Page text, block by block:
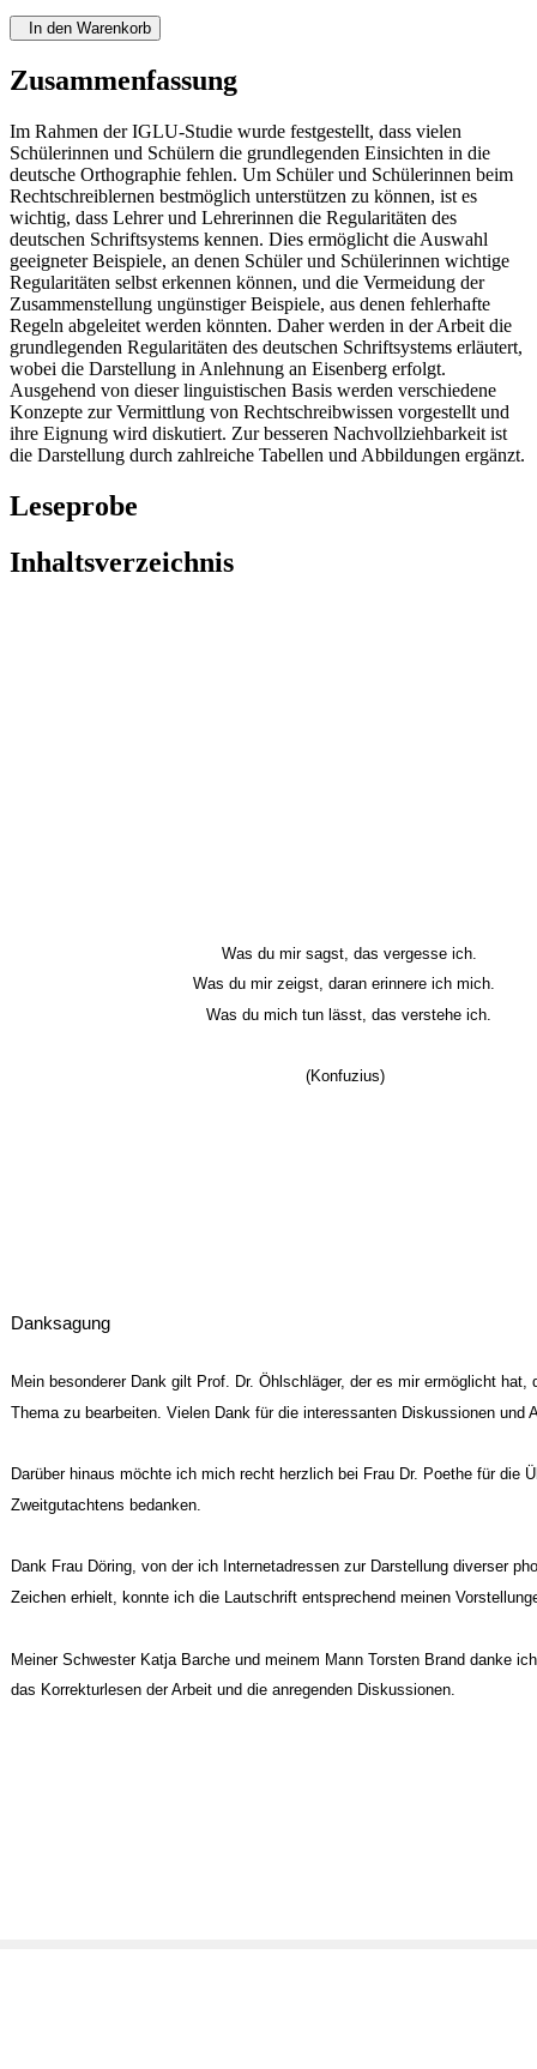
In den Warenkorb
Zusammenfassung
Im Rahmen der IGLU-Studie wurde festgestellt, dass vielen
Schülerinnen und Schülern die grundlegenden Einsichten in die
deutsche Orthographie fehlen. Um Schüler und Schülerinnen beim
Rechtschreiblernen bestmöglich unterstützen zu können, ist es
wichtig, dass Lehrer und Lehrerinnen die Regularitäten des
deutschen Schriftsystems kennen. Dies ermöglicht die Auswahl
geeigneter Beispiele, an denen Schüler und Schülerinnen wichtige
Regularitäten selbst erkennen können, und die Vermeidung der
Zusammenstellung ungünstiger Beispiele, aus denen fehlerhafte
Regeln abgeleitet werden könnten. Daher werden in der Arbeit die
grundlegenden Regularitäten des deutschen Schriftsystems erläutert,
wobei die Darstellung in Anlehnung an Eisenberg erfolgt.
Ausgehend von dieser linguistischen Basis werden verschiedene
Konzepte zur Vermittlung von Rechtschreibwissen vorgestellt und
ihre Eignung wird diskutiert. Zur besseren Nachvollziehbarkeit ist
die Darstellung durch zahlreiche Tabellen und Abbildungen ergänzt.
Leseprobe
Inhaltsverzeichnis
Was du mir sagst, das vergesse ich.
Was du mir zeigst, daran erinnere ich mich.
Was du mich tun lässt, das verstehe ich.
(Konfuzius)
Danksagung
Mein besonderer Dank gilt Prof. Dr. Öhlschläger, der es mir ermöglicht hat,
Thema zu bearbeiten. Vielen Dank für die interessanten Diskussionen und
Darüber hinaus möchte ich mich recht herzlich bei Frau Dr. Poethe für die
Zweitgutachtens bedanken.
Dank Frau Döring, von der ich Internetadressen zur Darstellung diverser
Zeichen erhielt, konnte ich die Lautschrift entsprechend meinen
Meiner Schwester Katja Barche und meinem Mann Torsten Brand danke
das Korrekturlesen der Arbeit und die anregenden Diskussionen.